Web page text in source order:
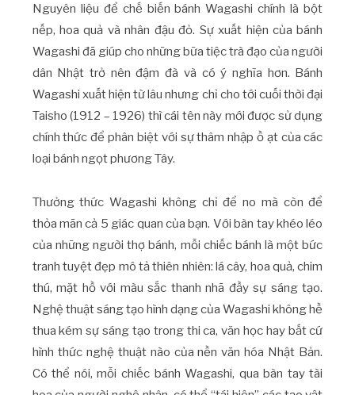
Nguyên liệu để chế biến bánh Wagashi chính là bột
nếp, hoa quả và nhân đậu đỏ. Sự xuất hiện của bánh
Wagashi đã giúp cho những bữa tiệc trà đạo của người
dân Nhật trở nên đậm đà và có ý nghĩa hơn. Bánh
Wagashi xuất hiện từ lâu nhưng chỉ cho tới cuối thời đại
Taisho (1912 – 1926) thì cái tên này mới được sử dụng
chính thức để phân biệt với sự thâm nhập ồ ạt của các
loại bánh ngọt phương Tây.
Thưởng thức Wagashi không chỉ để no mà còn để
thỏa mãn cả 5 giác quan của bạn. Với bàn tay khéo léo
của những người thợ bánh, mỗi chiếc bánh là một bức
tranh tuyệt đẹp mô tả thiên nhiên: lá cây, hoa quả, chim
thú, mặt hồ với màu sắc thanh nhã đầy sự sáng tạo.
Nghệ thuật sáng tạo hình dạng của Wagashi không hề
thua kém sự sáng tạo trong thi ca, văn học hay bất cứ
hình thức nghệ thuật nào của nền văn hóa Nhật Bản.
Có thể nói, mỗi chiếc bánh Wagashi, qua bàn tay tài